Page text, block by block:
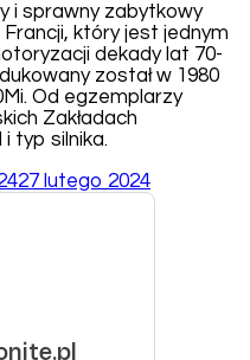
i sprawny zabytkowy
który jest jednym
dekady lat 70-
został w 1980
Od egzemplarzy
Zakładach
typ silnika.
27 lutego 2024